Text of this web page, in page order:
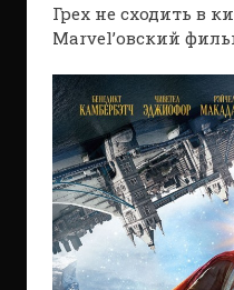
Грех не сходить в
Marvel’овский